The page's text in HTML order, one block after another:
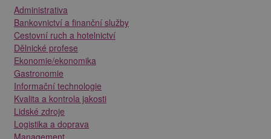
Administrativa
Bankovnictví a finanční služby
Cestovní ruch a hotelnictví
Dělnické profese
Ekonomie/ekonomika
Gastronomie
Informační technologie
Kvalita a kontrola jakosti
Lidské zdroje
Logistika a doprava
Management